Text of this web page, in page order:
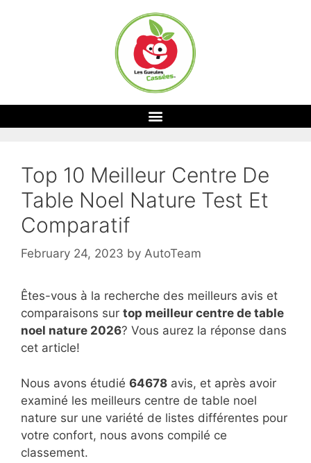
Top 10 Meilleur Centre De
Table Noel Nature Test Et
Comparatif
February 24, 2023 by AutoTeam
Êtes-vous à la recherche des meilleurs avis et
comparaisons sur top meilleur centre de table
noel nature 2026? Vous aurez la réponse dans
cet article!
Nous avons étudié 64678 avis, et après avoir
examiné les meilleurs centre de table noel
nature sur une variété de listes différentes pour
votre confort, nous avons compilé ce
classement.